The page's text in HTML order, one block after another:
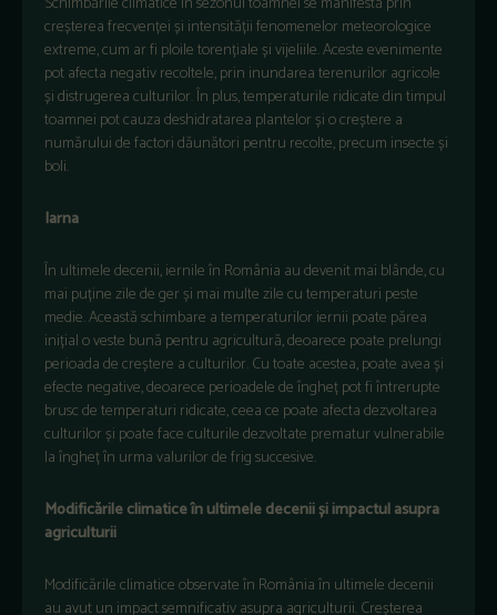
creșterea frecvenței și intensității fenomenelor meteorologice
extreme, cum ar fi ploile torențiale și vijeliile. Aceste evenimente
pot afecta negativ recoltele, prin inundarea terenurilor agricole
și distrugerea culturilor. În plus, temperaturile ridicate din timpul
toamnei pot cauza deshidratarea plantelor și o creștere a
numărului de factori dăunători pentru recolte, precum insecte și
boli.
Iarna
În ultimele decenii, iernile în România au devenit mai blânde, cu
mai puține zile de ger și mai multe zile cu temperaturi peste
medie. Această schimbare a temperaturilor iernii poate părea
inițial o veste bună pentru agricultură, deoarece poate prelungi
perioada de creștere a culturilor. Cu toate acestea, poate avea și
efecte negative, deoarece perioadele de îngheț pot fi întrerupte
brusc de temperaturi ridicate, ceea ce poate afecta dezvoltarea
culturilor și poate face culturile dezvoltate prematur vulnerabile
la îngheț în urma valurilor de frig succesive.
Modificările climatice în ultimele decenii și impactul asupra
agriculturii
Modificările climatice observate în România în ultimele decenii
au avut un impact semnificativ asupra agriculturii. Creșterea